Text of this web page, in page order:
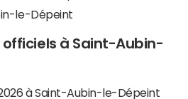
le-Dépeint
officiels à Saint-Aubin-
à Saint-Aubin-le-Dépeint